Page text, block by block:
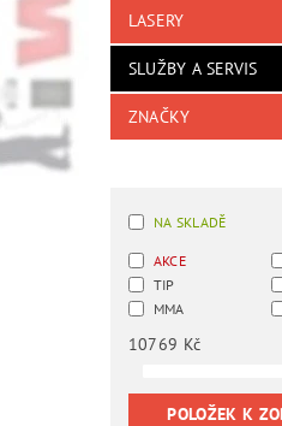
LASERY
SLUŽBY A SERVIS
ZNAČKY
NA SKLADĚ
AKCE
TIP
MMA
10769 Kč
POLOŽEK K